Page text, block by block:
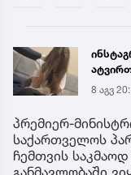
8 აგვ
პრემიერ-
საქართველოს
ჩემთვის